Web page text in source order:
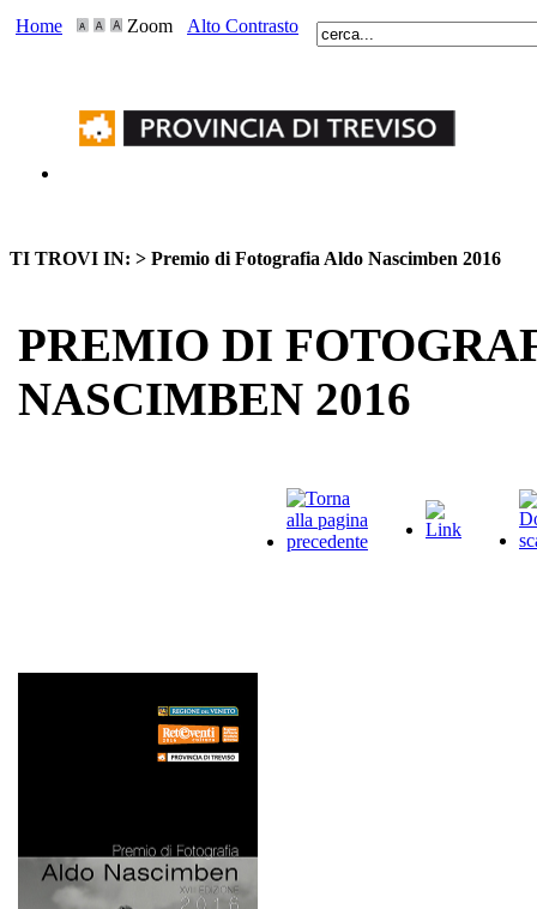
Home Zoom Alto Contrasto
TI TROVI IN: > Premio di Fotografia Aldo Nascimben 2016
PREMIO DI
NASCIMBEN 2016